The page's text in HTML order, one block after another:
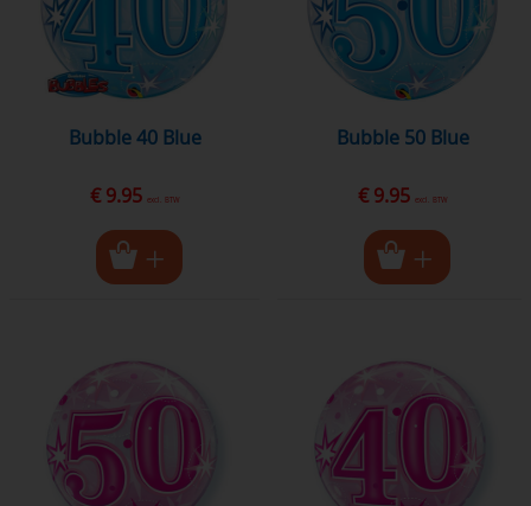
Bubble 40 Blue
€ 9.95 excl. BTW
Bubble 50 Blue
€ 9.95 excl. BTW